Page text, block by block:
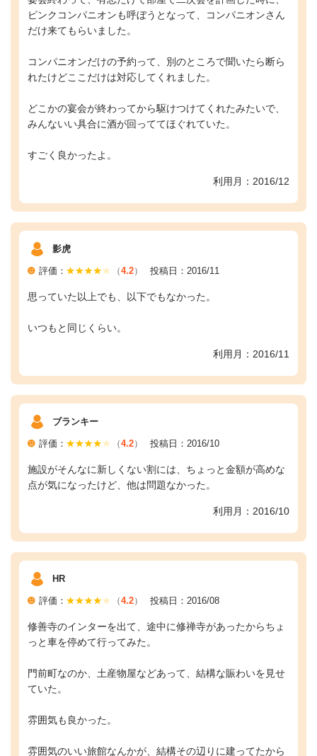
ピンクコンパニオンも呼ぼうとなって、コンパニオンさん
だけ来てもらいました。
コンパニオンだけの予約って、別のところで聞いたら断ら
れたけどここだけは対応してくれました。
どこかの宴会が終わってから駆けつけてくれたみたいで、
みんないい具合に酒が回っててほぐれていた。
すごく良かったよ。
利用月：2016/12
影虎
評価： （4.2） 投稿日：2016/11
思っていた以上でも、以下でもなかった。
いつもと同じくらい。
利用月：2016/11
ブランキー
評価： （4.2） 投稿日：2016/10
施設がそんなに新しくない割には、ちょっと金額が高めな
点が気になったけど、他は問題なかった。
利用月：2016/10
HR
評価： （4.2） 投稿日：2016/08
修善寺のインターを出て、途中に修禅寺があったからちょ
っと車を停めて行ってみた。
門前町なのか、土産物屋などあって、結構な賑わいを見せ
ていた。
雰囲気も良かった。
雰囲気のいい旅館なんかが、結構その辺りに建ってたから